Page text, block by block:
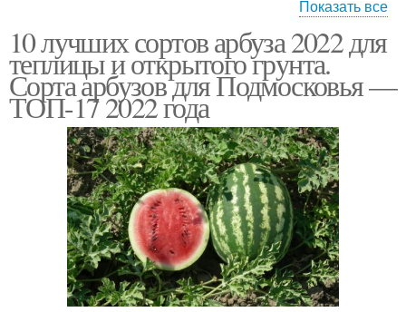
Ароматные сорта Вкусные сорта
Показать все
10 лучших сортов арбуза 2022 для
теплицы и открытого грунта.
Сорта арбузов для Подмосковья —
ТОП-17 2022 года